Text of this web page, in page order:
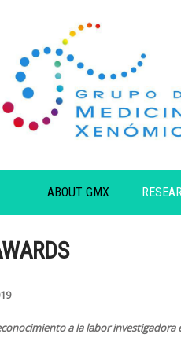
ABOUT GMX
a la labor